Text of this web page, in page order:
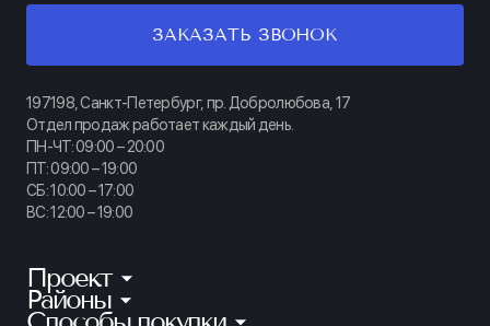
ЗАКАЗАТЬ ЗВОНОК
197198, Санкт-Петербург, пр. Добролюбова, 17
Отдел продаж работает каждый день.
ПН-ЧТ: 09:00 – 20:00
ПТ: 09:00 – 19:00
СБ: 10:00 – 17:00
ВС: 12:00 – 19:00
Проект
КИНОПАРК
Районы
Калининский